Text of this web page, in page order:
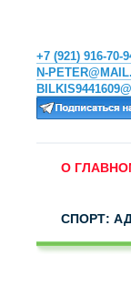
+7 (921) 916-70-
N-
О
СПОРТ: